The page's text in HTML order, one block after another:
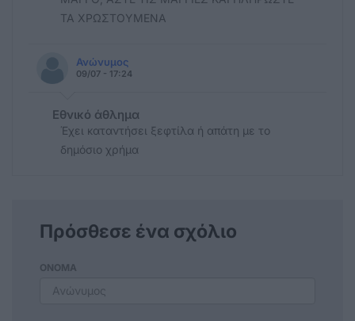
ΤΑ ΧΡΩΣΤΟΥΜΕΝΑ
Ανώνυμος
09/07 - 17:24
Εθνικό άθλημα
Έχει καταντήσει ξεφτίλα ή απάτη με το
δημόσιο χρήμα
Πρόσθεσε ένα σχόλιο
ΟΝΟΜΑ